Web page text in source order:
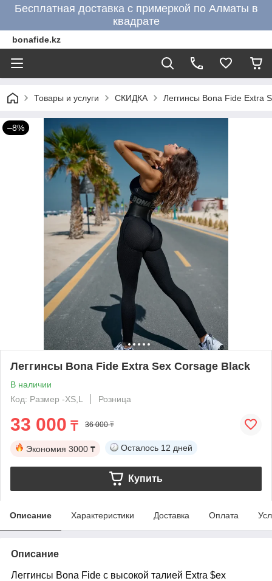
Бесплатная доставка с примеркой по Алматы в
квадрате
bonafide.kz
Товары и услуги СКИДКА Леггинсы Bona Fide Extra
–8%
Леггинсы Bona Fide Extra Sex Corsage Black
В наличии
Код: Размер -XS,L
Розница
33 000 ₸ 36 000 ₸
Экономия 3000 ₸ Осталось 12 дней
Купить
Описание Характеристики Доставка Оплата
Описание
Леггинсы Bona Fide с высокой талией Extra $ex